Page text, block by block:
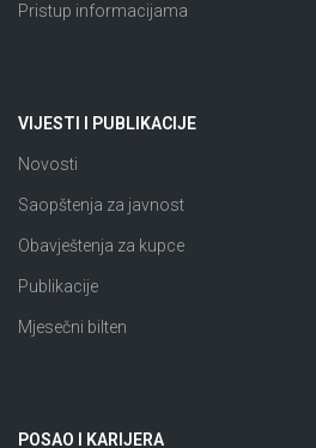
Pristup informacijama
VIJESTI I PUBLIKACIJE
Novosti
Saopštenja za javnost
Obavještenja za kupce
Publikacije
Mjesečni bilten
POSAO I KARIJERA